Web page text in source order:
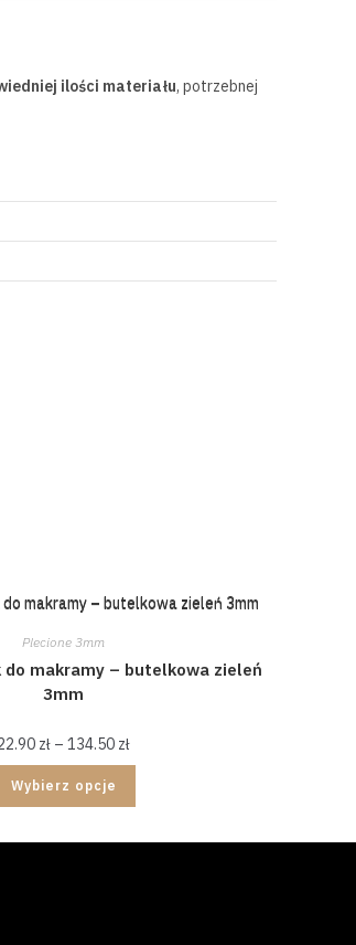
ilości materiału, potrzebnej
Plecione 3mm
do makramy – butelkowa zieleń
3mm
zł – 134.50 zł
Wybierz opcje